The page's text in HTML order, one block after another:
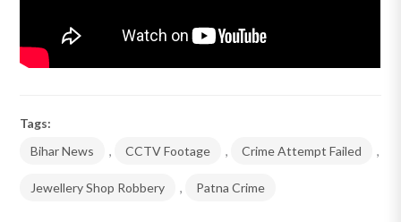
Tags:
Bihar News
, CCTV Footage , Crime Attempt Failed ,
Jewellery Shop Robbery , Patna Crime